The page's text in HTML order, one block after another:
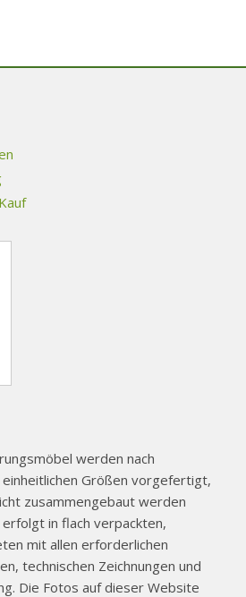
werden nach
Größen vorgefertigt,
zusammengebaut werden
in flach verpackten,
mit allen erforderlichen
technischen Zeichnungen und
Die Fotos auf dieser Website